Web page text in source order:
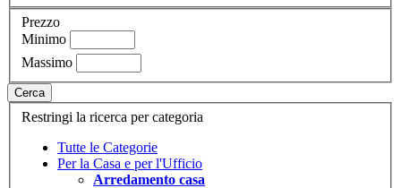
Prezzo
Minimo
Massimo
Cerca
Restringi la ricerca per categoria
Tutte le Categorie
Per la Casa e per l'Ufficio
Arredamento casa